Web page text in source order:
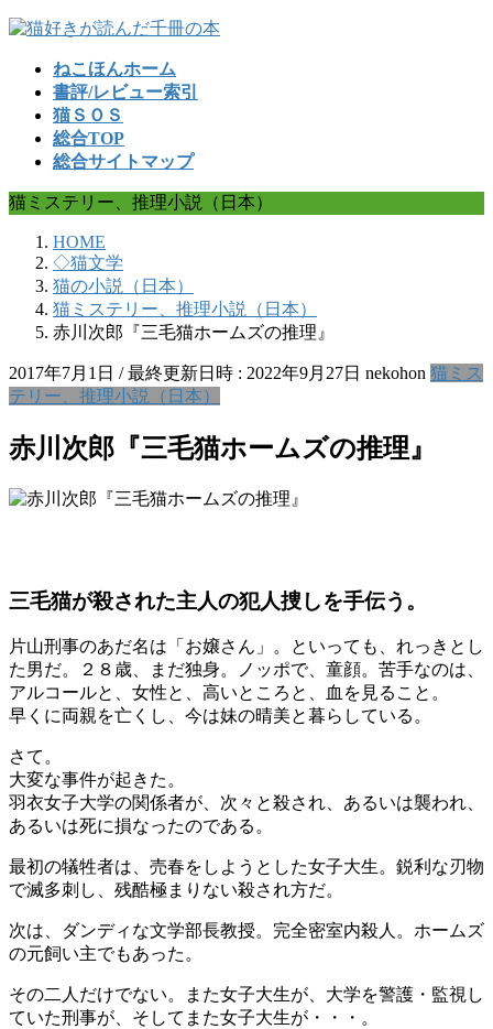
コ
キ
ッ
ナ
に
移
ねこほんホーム
書評/レビュー索引
猫ＳＯＳ
総合TOP
総合サイトマップ
猫ミステリー、推理小説（日本）
HOME
◇猫文学
猫の小説（日本）
猫ミステリー、推理小説（日本）
赤川次郎『三毛猫ホームズの推理』
2017年7月1日 / 最終更新日時 : 2022年9月27日 nekohon 猫ミス
テリー、推理小説（日本）
赤川次郎『三毛猫ホームズの推理』
三毛猫が殺された主人の犯人捜しを手伝う。
片山刑事のあだ名は「お嬢さん」。といっても、れっきとし
た男だ。２８歳、まだ独身。ノッポで、童顔。苦手なのは、
アルコールと、女性と、高いところと、血を見ること。
早くに両親を亡くし、今は妹の晴美と暮らしている。
さて。
大変な事件が起きた。
羽衣女子大学の関係者が、次々と殺され、あるいは襲われ、
あるいは死に損なったのである。
最初の犠牲者は、売春をしようとした女子大生。鋭利な刃物
で滅多刺し、残酷極まりない殺され方だ。
次は、ダンディな文学部長教授。完全密室内殺人。ホームズ
の元飼い主でもあった。
その二人だけでない。また女子大生が、大学を警護・監視し
ていた刑事が、そしてまた女子大生が・・・。